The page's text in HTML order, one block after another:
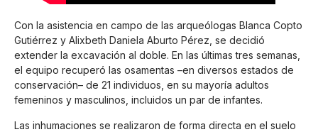
Con la asistencia en campo de las arqueólogas Blanca Copto
Gutiérrez y Alixbeth Daniela Aburto Pérez, se decidió
extender la excavación al doble. En las últimas tres semanas,
el equipo recuperó las osamentas –en diversos estados de
conservación– de 21 individuos, en su mayoría adultos
femeninos y masculinos, incluidos un par de infantes.
Las inhumaciones se realizaron de forma directa en el suelo